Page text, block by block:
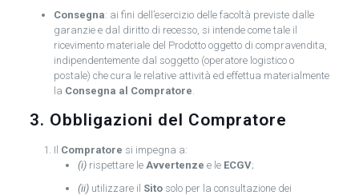
Consegna: ai fini dell’esercizio delle facoltà previste dalle
garanzie e dal diritto di recesso, si intende come tale il
ricevimento materiale del Prodotto oggetto di compravendita,
indipendentemente dal soggetto (operatore logistico o
postale) che cura le relative attività ed effettua materialmente
la Consegna al Compratore.
3. Obbligazioni del Compratore
Il Compratore si impegna a:
(i)rispettare le Avvertenze e le ECGV;
(ii)utilizzare il Sitosolo per la consultazione dei